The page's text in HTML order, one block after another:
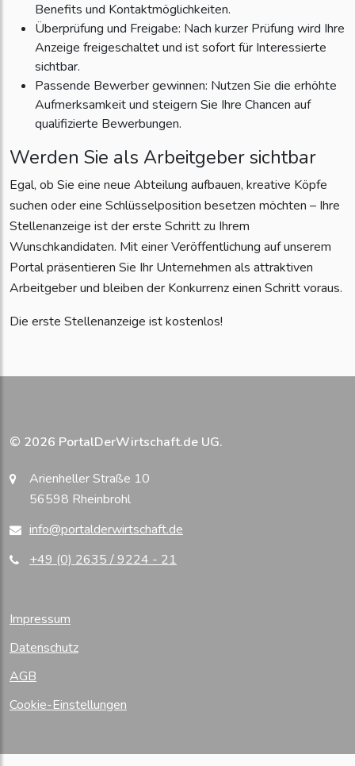
Benefits und Kontaktmöglichkeiten.
Überprüfung und Freigabe: Nach kurzer Prüfung wird Ihre
Anzeige freigeschaltet und ist sofort für Interessierte
sichtbar.
Passende Bewerber gewinnen: Nutzen Sie die erhöhte
Aufmerksamkeit und steigern Sie Ihre Chancen auf
qualifizierte Bewerbungen.
Werden Sie als Arbeitgeber sichtbar
Egal, ob Sie eine neue Abteilung aufbauen, kreative Köpfe
suchen oder eine Schlüsselposition besetzen möchten – Ihre
Stellenanzeige ist der erste Schritt zu Ihrem
Wunschkandidaten. Mit einer Veröffentlichung auf unserem
Portal präsentieren Sie Ihr Unternehmen als attraktiven
Arbeitgeber und bleiben der Konkurrenz einen Schritt voraus.
Die erste Stellenanzeige ist kostenlos!
© 2026 PortalDerWirtschaft.de UG.
Arienheller Straße 10
56598 Rheinbrohl
info@portalderwirtschaft.de
+49 (0) 2635 / 9224 - 21
Impressum
Datenschutz
AGB
Cookie-Einstellungen